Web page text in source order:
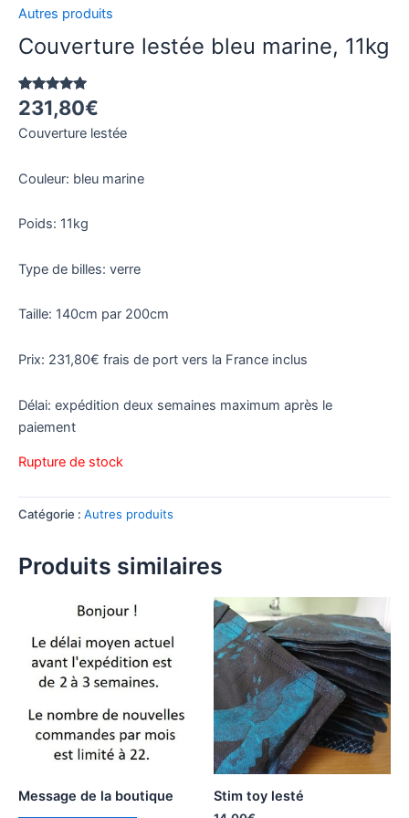
Autres produits
Couverture lestée bleu marine, 11kg
Noté5.00
sur 5
basé sur
1
notation
231,80€
Couverture lestée
Couleur: bleu marine
Poids: 11kg
Type de billes: verre
Taille: 140cm par 200cm
Prix: 231,80€ frais de port vers la France inclus
Délai: expédition deux semaines maximum après le
paiement
Rupture de stock
Catégorie : Autres produits
Produits similaires
Message de la boutique Stim toy lesté